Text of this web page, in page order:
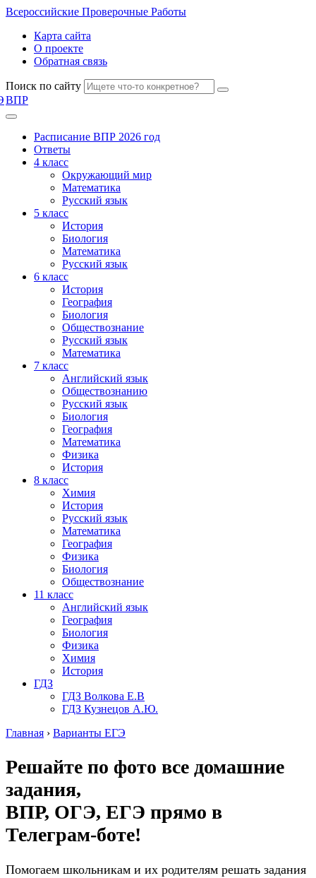
Всероссийские Проверочные Работы
Карта сайта
О проекте
Обратная связь
Поиск по сайту
ВПР
Расписание ВПР 2026 год
Ответы
4 класс
Окружающий мир
Математика
Русский язык
5 класс
История
Биология
Математика
Русский язык
6 класс
История
География
Биология
Обществознание
Русский язык
Математика
7 класс
Английский язык
Обществознанию
Русский язык
Биология
География
Математика
Физика
История
8 класс
Химия
История
Русский язык
Математика
География
Физика
Биология
Обществознание
11 класс
Английский язык
География
Биология
Физика
Химия
История
ГДЗ
ГДЗ Волкова Е.В
ГДЗ Кузнецов А.Ю.
Главная › Варианты ЕГЭ
Решайте по фото все домашние
задания,
ВПР, ОГЭ, ЕГЭ прямо в
Телеграм-боте!
Помогаем школьникам и их родителям решать задания